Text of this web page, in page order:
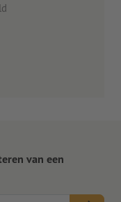
van een